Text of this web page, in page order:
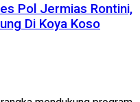
Pol Jermias Rontini,
Di Koya Koso